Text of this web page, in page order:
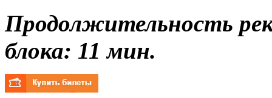
Продолжительность
блока: 11 мин.